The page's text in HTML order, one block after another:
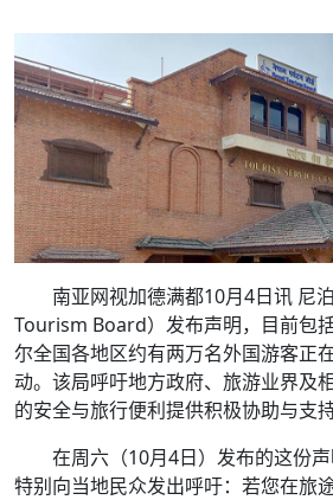
南亚网视加德满都10月4日讯 尼
Tourism Board）发布声明，目前包
尔全国各地区约有两万名外国游客正
动。该局呼吁地方政府、旅游业界及
的安全与旅行便利提供积极协助与支持
在周六（10月4日）发布的这份
特别向当地民众发出呼吁：若您在旅